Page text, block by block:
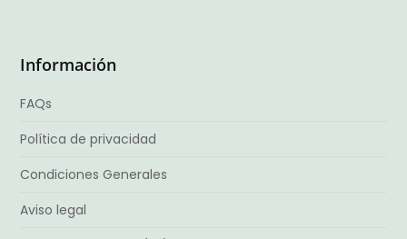
Información
FAQs
Política de privacidad
Condiciones Generales
Aviso legal